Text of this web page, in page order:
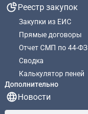
Реестр закупок
Закупки из ЕИС
Прямые договоры
Отчет СМП по 44-ФЗ
Сводка
Калькулятор пеней
Дополнительно
Новости